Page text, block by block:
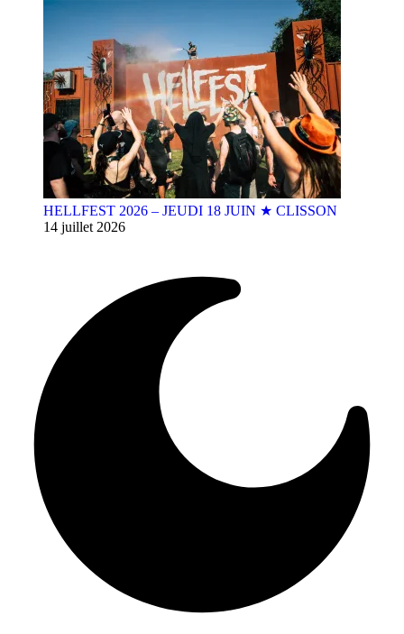
HELLFEST 2026 – JEUDI 18 JUIN ★ CLISSON
14 juillet 2026